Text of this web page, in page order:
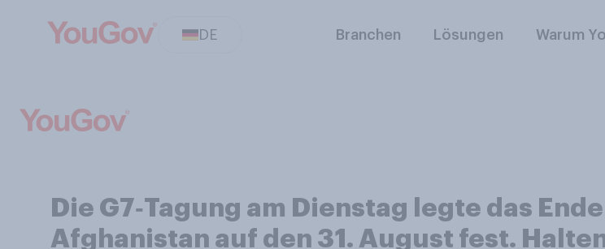
DE Branchen Lösungen Warum
Die G7‑Tagung am Dienstag legte das
Afghanistan auf den 31. August fest.